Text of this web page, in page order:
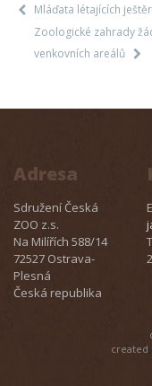
Mláďata létajících
Zoologické zahrady
venkovních areálů
Adresa
Sdružení Česká
ZOO z.s.
Na Milířích 588/14
72527 Ostrava-
Plesná
Česká republika
created